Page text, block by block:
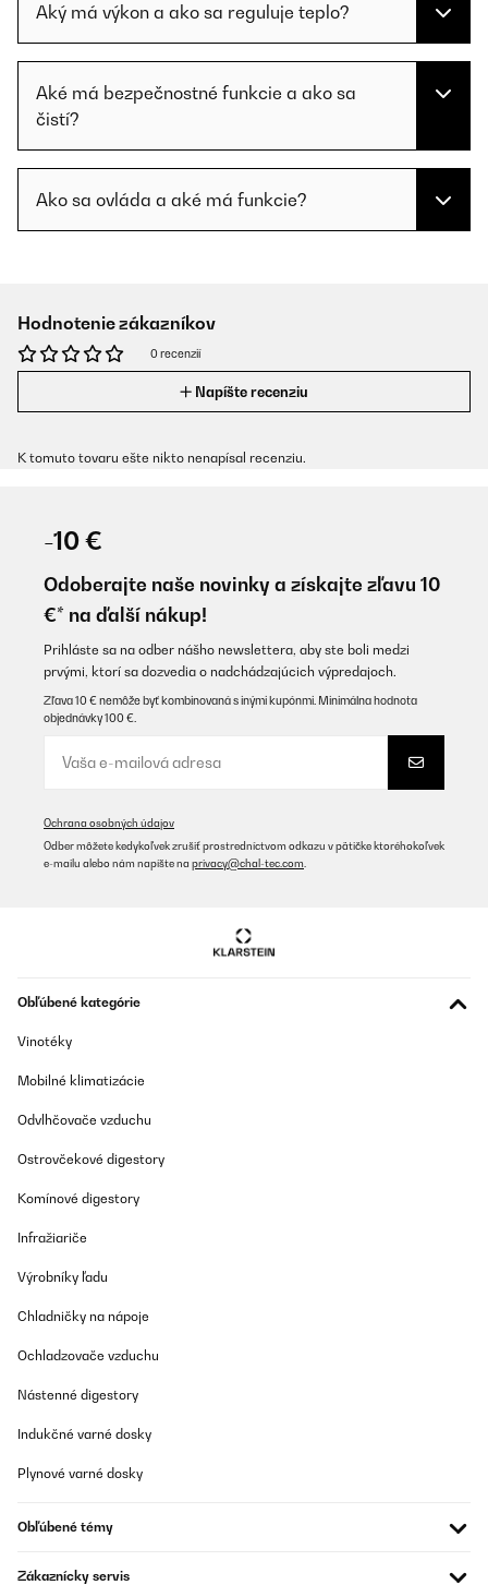
Aký má výkon a ako sa reguluje teplo?
Aké má bezpečnostné funkcie a ako sa
čistí?
Ako sa ovláda a aké má funkcie?
Hodnotenie zákazníkov
0 recenzií
Napíšte recenziu
K tomuto tovaru ešte nikto nenapísal recenziu.
-10 €
Odoberajte naše novinky a získajte zľavu 10
€* na ďalší nákup!
Prihláste sa na odber nášho newslettera, aby ste boli medzi
prvými, ktorí sa dozvedia o nadchádzajúcich výpredajoch.
Zľava 10 € nemôže byť kombinovaná s inými kupónmi. Minimálna hodnota
objednávky 100 €.
Ochrana osobných údajov
Odber môžete kedykoľvek zrušiť prostredníctvom odkazu v pätičke ktoréhokoľvek
e-mailu alebo nám napíšte na privacy@chal-tec.com
Obľúbené kategórie
Vinotéky
Mobilné klimatizácie
Odvlhčovače vzduchu
Ostrovčekové digestory
Komínové digestory
Infražiariče
Výrobníky ľadu
Chladničky na nápoje
Ochladzovače vzduchu
Nástenné digestory
Indukčné varné dosky
Plynové varné dosky
Obľúbené témy
Zákaznícky servis